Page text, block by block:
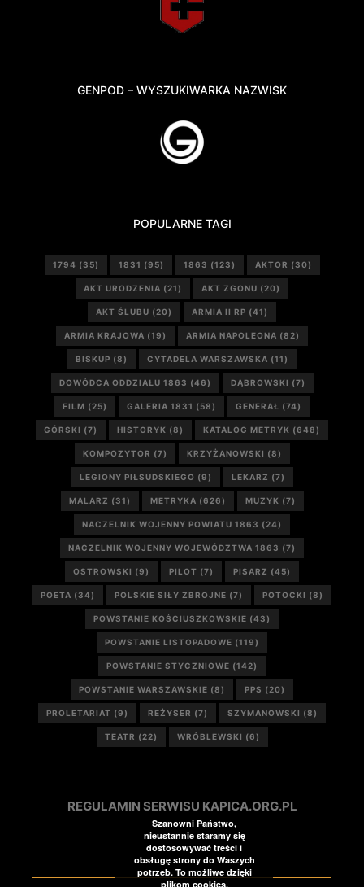
GENPOD – WYSZUKIWARKA NAZWISK
POPULARNE TAGI
1794 (35) 1831 (95) 1863 (123) AKTOR (30)
AKT URODZENIA (21) AKT ZGONU (20)
AKT ŚLUBU (20) ARMIA II RP (41)
ARMIA KRAJOWA (19) ARMIA NAPOLEONA (82)
BISKUP (8) CYTADELA WARSZAWSKA (11)
DOWÓDCA ODDZIAŁU 1863 (46) DĄBROWSKI (7)
FILM (25) GALERIA 1831 (58) GENERAŁ (74)
GÓRSKI (7) HISTORYK (8) KATALOG METRYK (648)
KOMPOZYTOR (7) KRZYŻANOWSKI (8)
LEGIONY PIŁSUDSKIEGO (9) LEKARZ (7)
MALARZ (31) METRYKA (626) MUZYK (7)
NACZELNIK WOJENNY POWIATU 1863 (24)
NACZELNIK WOJENNY WOJEWÓDZTWA 1863 (7)
OSTROWSKI (9) PILOT (7) PISARZ (45)
POETA (34) POLSKIE SIŁY ZBROJNE (7) POTOCKI (8)
POWSTANIE KOŚCIUSZKOWSKIE (43)
POWSTANIE LISTOPADOWE (119)
POWSTANIE STYCZNIOWE (142)
POWSTANIE WARSZAWSKIE (8) PPS (20)
PROLETARIAT (9) REŻYSER (7) SZYMANOWSKI (8)
TEATR (22) WRÓBLEWSKI (6)
REGULAMIN SERWISU KAPICA.ORG.PL
Szanowni Państwo,
nieustannie staramy się
dostosowywać treści i
obsługę strony do Waszych
potrzeb. To możliwe dzięki
plikom cookies.